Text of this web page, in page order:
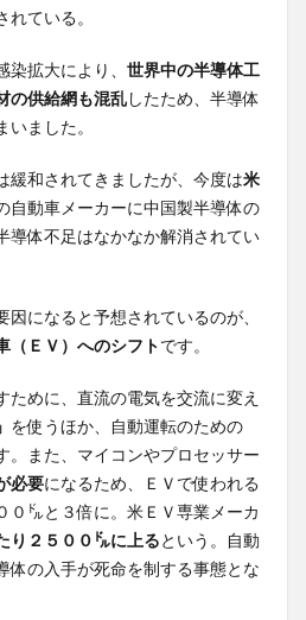
れている。
拡大により、 世界中の半導体工
の供給網も混乱したため、半導体
ました。
和されてきましたが、今度は米
自動車メーカーに中国製半導体の
導体不足はなかなか解消されてい
になると予想されているのが、
（ＥＶ）へのシフトです。
めに、直流の電気を交流に変え
を使うほか、自動運転のための
。また、マイコンやプロセッサー
必要になるため、ＥＶで使われる
０㌦と３倍に。米ＥＶ専業メーカ
り２５００㌦に上るという。自動
体の入手が死命を制する事態とな